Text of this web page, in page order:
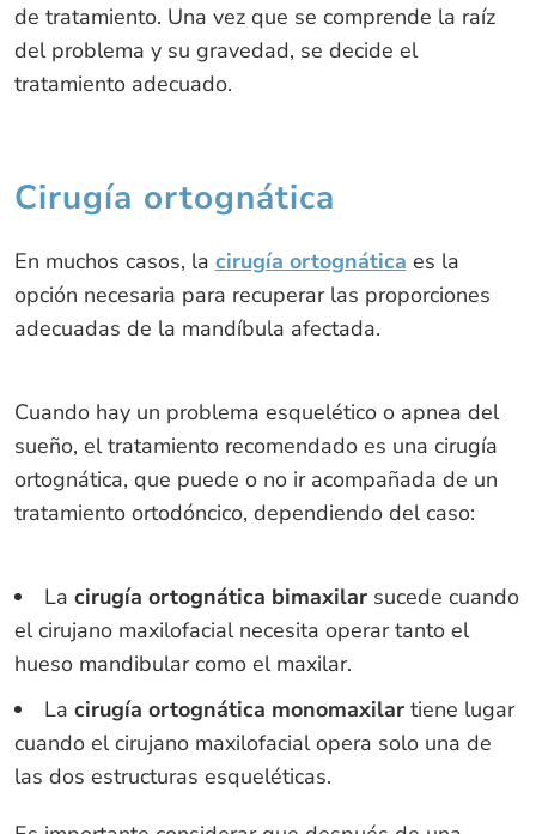
de tratamiento. Una vez que se comprende la raíz
del problema y su gravedad, se decide el
tratamiento adecuado.
Cirugía ortognática
En muchos casos, la cirugía ortognática es la
opción necesaria para recuperar las proporciones
adecuadas de la mandíbula afectada.
Cuando hay un problema esquelético o apnea del
sueño, el tratamiento recomendado es una cirugía
ortognática, que puede o no ir acompañada de un
tratamiento ortodóncico, dependiendo del caso:
La cirugía ortognática bimaxilarsucede cuando
el cirujano maxilofacial necesita operar tanto el
hueso mandibular como el maxilar.
La cirugía ortognática monomaxilartiene lugar
cuando el cirujano maxilofacial opera solo una de
las dos estructuras esqueléticas.